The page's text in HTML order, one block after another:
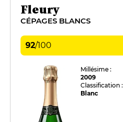
Fleury
CÉPAGES BLANCS
92/100
Millésime :
2009
Classification :
Blanc